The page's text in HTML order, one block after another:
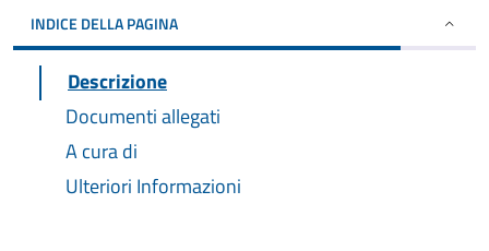
INDICE DELLA PAGINA
Descrizione
Documenti allegati
A cura di
Ulteriori Informazioni